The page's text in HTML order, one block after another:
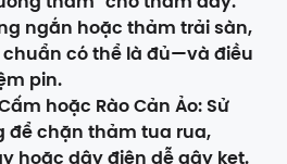
ngắn hoặc thảm trải sàn,
có thể là đủ—và điều
pin.
hoặc Rào Cản Ảo: Sử
để chặn thảm tua rua,
hoặc dây điện dễ gây kẹt.